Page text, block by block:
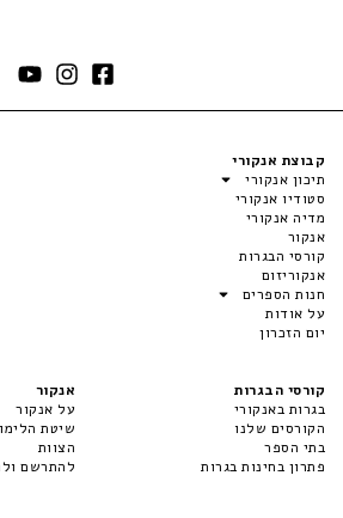
קבוצת אנקורי
תיכון אנקורי
סטודיו אנקורי
מדיה אנקורי
אנקור
קורסי הבגרות
אנקוריזום
חנות הספרים
על אודות
יום הזכרון
קורסי הבגרות
בגרות באנקורי
הקורסים שלנו
בתי הספר
פתרון בחינות בגרות
אנקור
על אנקור
שיטת
הצוות
להתרשם